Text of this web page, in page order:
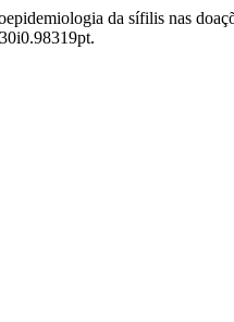
da sífilis nas